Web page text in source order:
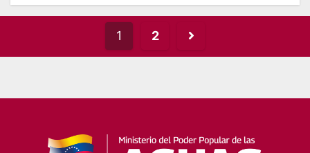
pagination
1 2